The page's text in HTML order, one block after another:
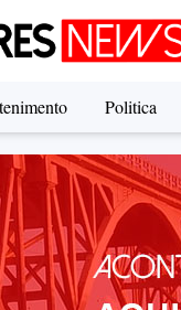
Politica